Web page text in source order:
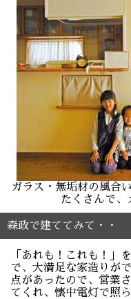
ガラス・無垢材の風合
たくさんで、
森政で建ててみて・・
「あれも！これも！」
で、大満足な家造りが
点があったので、営業
てくれ、懐中電灯で照